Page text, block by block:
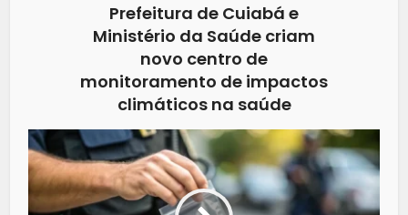
Prefeitura de Cuiabá e
Ministério da Saúde criam
novo centro de
monitoramento de impactos
climáticos na saúde